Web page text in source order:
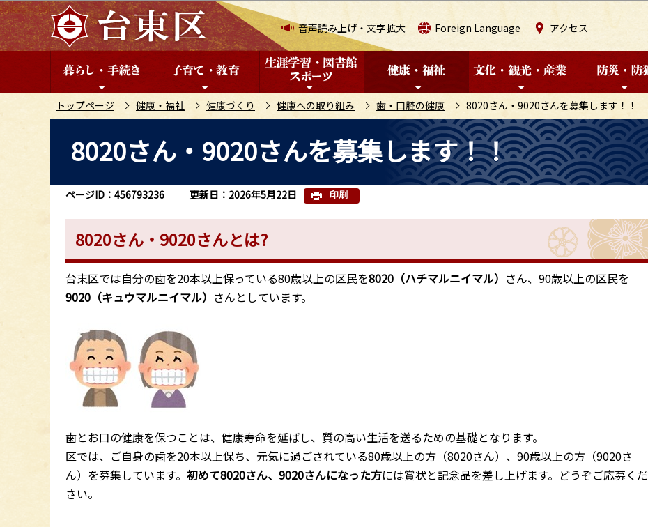
こ
の
ペ
音声読み上げ・文字拡大 Foreign Language アクセス
トップページ 健康・福祉 健康づくり 健康への取り組み 歯・口腔の健康 8020さん・9020さんを募集します！！
こ
8020さん・9020さんを募集します！！
ページID：456793236 更新日：2026年5月22日 印刷
8020さん・9020さんとは?
台東区では自分の歯を20本以上保っている80歳以上の区民を8020（ハチマルニイマル） さん、90歳以上の区民を
9020（キュウマルニイマル） さんとしています。
歯とお口の健康を保つことは、健康寿命を延ばし、質の高い生活を送るための基礎となります。
区では、ご自身の歯を20本以上保ち、元気に過ごされている80歳以上の方（8020さん）、90歳以上の方（9020さ
ん）を募集しています。初めて8020さん、9020さんになった方には賞状と記念品を差し上げます。どうぞご応募くだ
さい。